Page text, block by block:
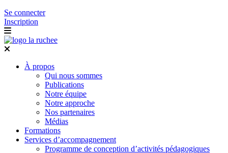
Se connecter
Inscription
À propos
Qui nous sommes
Publications
Notre équipe
Notre approche
Nos partenaires
Médias
Formations
Services d’accompagnement
Programme de conception d’activités pédagogiques